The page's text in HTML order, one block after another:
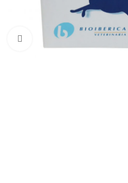
Haga clic para ampliar